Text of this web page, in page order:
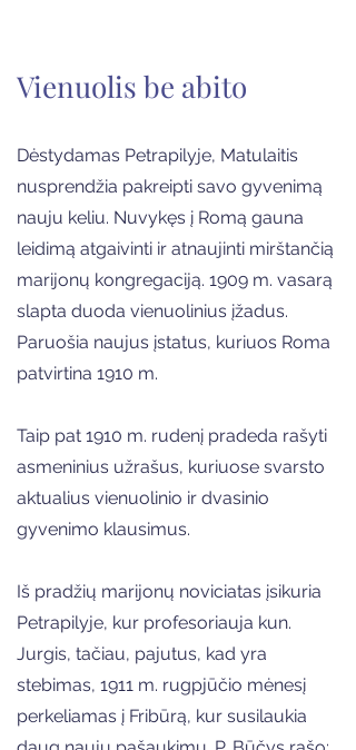
Vienuolis be abito
Dėstydamas Petrapilyje, Matulaitis
nusprendžia pakreipti savo gyvenimą
nauju keliu. Nuvykęs į Romą gauna
leidimą atgaivinti ir atnaujinti mirštančią
marijonų kongregaciją. 1909 m. vasarą
slapta duoda vienuolinius įžadus.
Paruošia naujus įstatus, kuriuos Roma
patvirtina 1910 m.
Taip pat 1910 m. rudenį pradeda rašyti
asmeninius užrašus, kuriuose svarsto
aktualius vienuolinio ir dvasinio
gyvenimo klausimus.
Iš pradžių marijonų noviciatas įsikuria
Petrapilyje, kur profesoriauja kun.
Jurgis, tačiau, pajutus, kad yra
stebimas, 1911 m. rugpjūčio mėnesį
perkeliamas į Fribūrą, kur susilaukia